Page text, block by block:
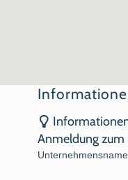
Anmeldung